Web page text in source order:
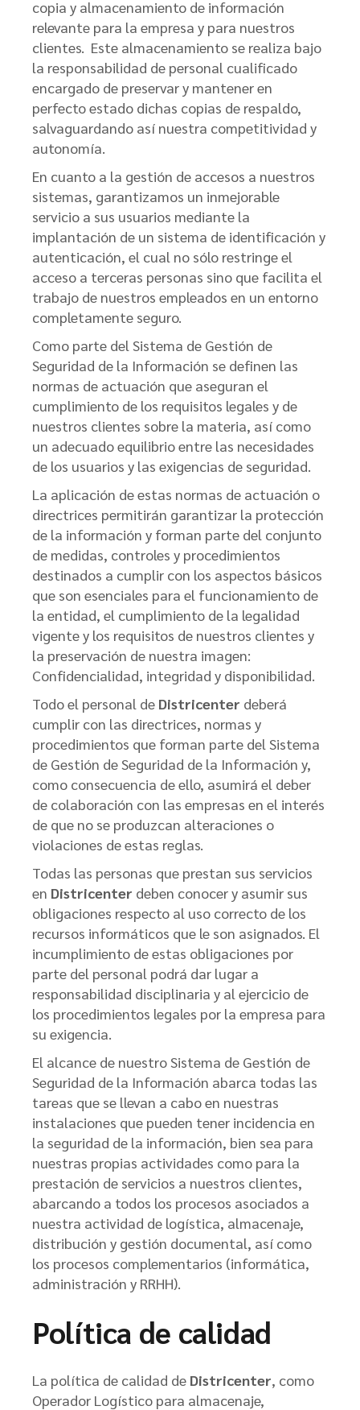
copia y almacenamiento de información
relevante para la empresa y para nuestros
clientes. Este almacenamiento se realiza bajo
la responsabilidad de personal cualificado
encargado de preservar y mantener en
perfecto estado dichas copias de respaldo,
salvaguardando así nuestra competitividad y
autonomía.
En cuanto a la gestión de accesos a nuestros
sistemas, garantizamos un inmejorable
servicio a sus usuarios mediante la
implantación de un sistema de identificación y
autenticación, el cual no sólo restringe el
acceso a terceras personas sino que facilita el
trabajo de nuestros empleados en un entorno
completamente seguro.
Como parte del Sistema de Gestión de
Seguridad de la Información se definen las
normas de actuación que aseguran el
cumplimiento de los requisitos legales y de
nuestros clientes sobre la materia, así como
un adecuado equilibrio entre las necesidades
de los usuarios y las exigencias de seguridad.
La aplicación de estas normas de actuación o
directrices permitirán garantizar la protección
de la información y forman parte del conjunto
de medidas, controles y procedimientos
destinados a cumplir con los aspectos básicos
que son esenciales para el funcionamiento de
la entidad, el cumplimiento de la legalidad
vigente y los requisitos de nuestros clientes y
la preservación de nuestra imagen:
Confidencialidad, integridad y disponibilidad.
Todo el personal de Districenter deberá
cumplir con las directrices, normas y
procedimientos que forman parte del Sistema
de Gestión de Seguridad de la Información y,
como consecuencia de ello, asumirá el deber
de colaboración con las empresas en el interés
de que no se produzcan alteraciones o
violaciones de estas reglas.
Todas las personas que prestan sus servicios
en Districenter deben conocer y asumir sus
obligaciones respecto al uso correcto de los
recursos informáticos que le son asignados. El
incumplimiento de estas obligaciones por
parte del personal podrá dar lugar a
responsabilidad disciplinaria y al ejercicio de
los procedimientos legales por la empresa para
su exigencia.
El alcance de nuestro Sistema de Gestión de
Seguridad de la Información abarca todas las
tareas que se llevan a cabo en nuestras
instalaciones que pueden tener incidencia en
la seguridad de la información, bien sea para
nuestras propias actividades como para la
prestación de servicios a nuestros clientes,
abarcando a todos los procesos asociados a
nuestra actividad de logística, almacenaje,
distribución y gestión documental, así como
los procesos complementarios (informática,
administración y RRHH).
Política de calidad
La política de calidad de Districenter, como
Operador Logístico para almacenaje,